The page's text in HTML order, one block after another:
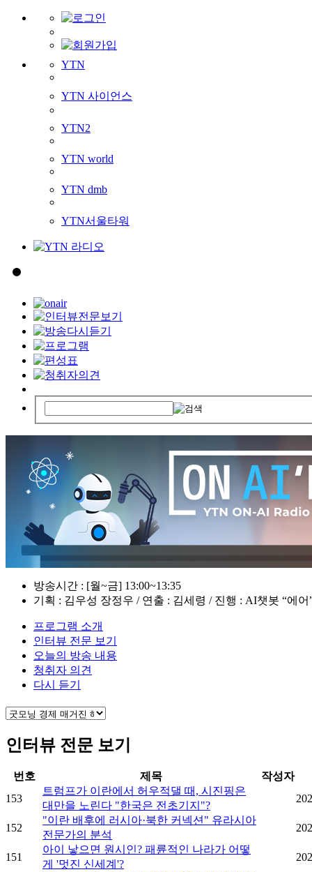
YTN
YTN 사이언스
YTN2
YTN world
YTN dmb
YTN서울타워
방송시간 : [월~금] 13:00~13:35
기획 : 김우성 장정우 / 연출 : 김세령 / 진행 : AI챗봇 “에
프로그램 소개
인터뷰 전문 보기
오늘의 방송 내용
청취자 의견
다시 듣기
인터뷰 전문 보기
번호 제목
작성자
153
트럼프가 이란에서 허우적댈 때, 시진핑은
대만을 노린다 "한국은 전초기지"?
152
"이란 배후에 러시아·북한 커넥션" 유라시아
전문가의 분석
151
아이 낳으면 원시인? 패륜적인 나라가 어떻
게 '멋진 신세계'?